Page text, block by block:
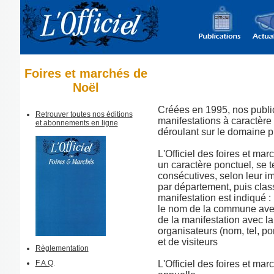
Foires et marchés de
Noël
Retrouver toutes nos éditions
et abonnements en ligne
Règlementation
F.A.Q.
Créées en 1995, nos
manifestations à
déroulant sur le domaine
L'Officiel des foires et
un caractère ponctuel, se
consécutives, selon leur
par département, puis
manifestation est indiqué :
le nom de la commune
de la manifestation avec
organisateurs (nom, tel,
et de visiteurs
L'Officiel des foires et